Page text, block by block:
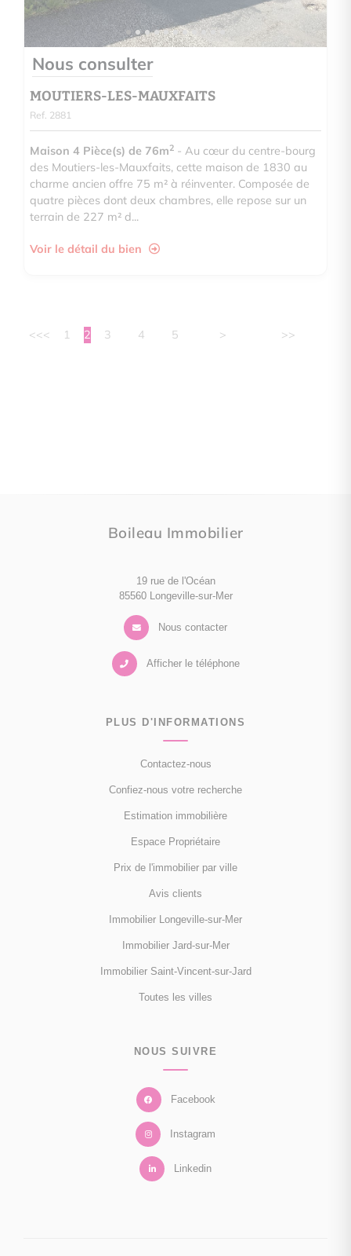
MOUTIERS-LES-MAUXFAITS
Ref. 2881
Maison 4 Pièce(s) de 76m2- Au cœur du centre-bourg
des Moutiers-les-Mauxfaits, cette maison de 1830 au
charme ancien offre 75 m² à réinventer. Composée de
quatre pièces dont deux chambres, elle repose sur un
terrain de 227 m² d...
Voir le détail du bien
Nous consulter
<<< 1 2 3 4 5 > >>
Boileau Immobilier
19 rue de l'Océan
85560 Longeville-sur-Mer
Nous contacter
Afficher le téléphone
PLUS D'INFORMATIONS
Contactez-nous
Confiez-nous votre recherche
Estimation immobilière
Espace Propriétaire
Prix de l'immobilier par ville
Avis clients
Immobilier Longeville-sur-Mer
Immobilier Jard-sur-Mer
Immobilier Saint-Vincent-sur-Jard
Toutes les villes
NOUS SUIVRE
Facebook
Instagram
Linkedin